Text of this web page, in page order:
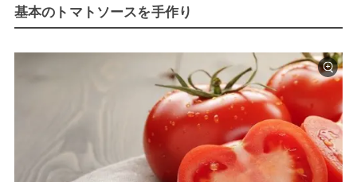
基本のトマトソースを手作り